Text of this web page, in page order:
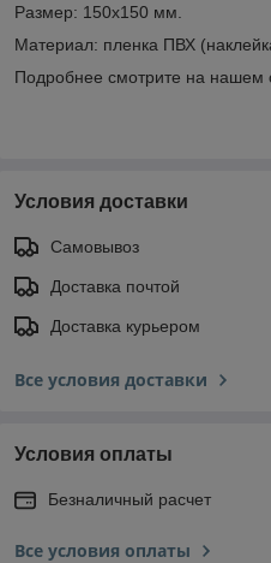
Размер: 150х150 мм.
Материал: пленка ПВХ
Подробнее смотрите на нашем
Условия доставки
Самовывоз
Доставка почтой
Доставка курьером
Все условия доставки
Условия оплаты
Безналичный расчет
Все условия оплаты